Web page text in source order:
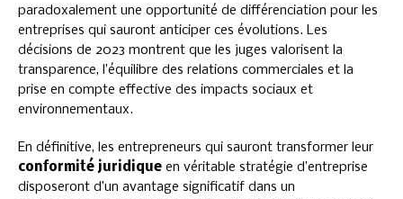
paradoxalement une opportunité de différenciation pour les
entreprises qui sauront anticiper ces évolutions. Les
décisions de 2023 montrent que les juges valorisent la
transparence, l’équilibre des relations commerciales et la
prise en compte effective des impacts sociaux et
environnementaux.
En définitive, les entrepreneurs qui sauront transformer leur
conformité juridique en véritable stratégie d’entreprise
disposeront d’un avantage significatif dans un